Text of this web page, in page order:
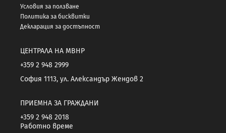
Условия за ползване
Политика за бисквитки
Декларация за достъпност
ЦЕНТРАЛА НА МВНР
+359 2 948 2999
София 1113, ул. Александър Жендов 2
ПРИЕМНА ЗА ГРАЖДАНИ
+359 2 948 2018
Работно време